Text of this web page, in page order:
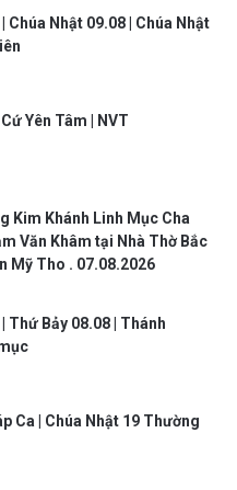
Chúa Nhật 09.08 | Chúa Nhật
Yên Tâm | NVT
Kim Khánh Linh Mục Cha
Văn Khâm tại Nhà Thờ Bắc
Mỹ Tho . 07.08.2026
Thứ Bảy 08.08 | Thánh
Ca | Chúa Nhật 19 Thường